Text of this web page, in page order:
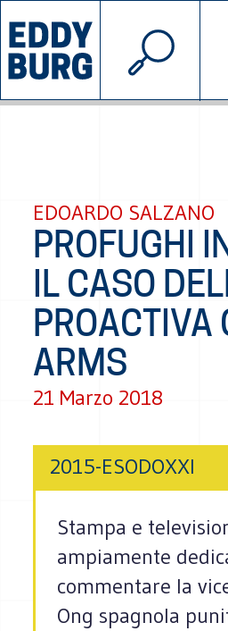
INIZIATIVE
© 2026
EDOARDO SALZANO
PROFUGHI
IL CASO
PROACTIVA
ARMS
21 Marzo 2018
2015-ESODOXXI
Stampa e
ampiamente
commentare la
Ong spagnola